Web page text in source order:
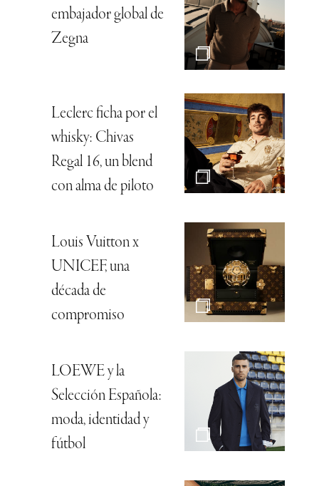
embajador global de
Zegna
Leclerc ficha por el
whisky: Chivas
Regal 16, un blend
con alma de piloto
Louis Vuitton x
UNICEF, una
década de
compromiso
LOEWE y la
Selección Española:
moda, identidad y
fútbol